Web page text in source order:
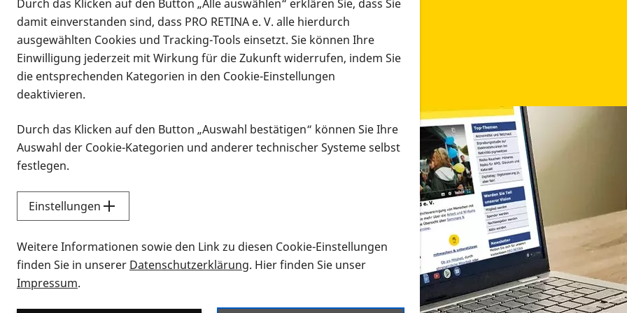
Infomaterial
Infomaterial
Vorlesen
Alle Infomaterialien in verschiedenen Formaten an
Sie möchten wissen, wie Sie nach Infonmaterial suchen und dieses bestellen bzw. herunterladen
Durch das Klicken auf den Button „Alle auswählen“ erklären Sie, dass Sie
damit einverstanden sind, dass PRO RETINA e. V. alle hierdurch
ausgewählten Cookies und Tracking-Tools einsetzt. Sie können Ihre
Einwilligung jederzeit mit Wirkung für die Zukunft widerrufen, indem Sie
die entsprechenden Kategorien in den Cookie-Einstellungen
deaktivieren.
Durch das Klicken auf den Button „Auswahl bestätigen“ können Sie Ihre
Auswahl der Cookie-Kategorien und anderer technischer Systeme selbst
festlegen.
Einstellungen
Weitere Informationen sowie den Link zu diesen Cookie-Einstellungen
finden Sie in unserer Datenschutzerklärung. Hier finden Sie unser
Impressum.